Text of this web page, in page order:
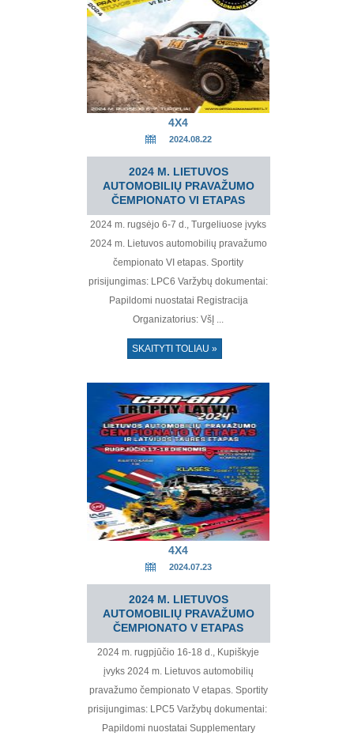
4X4
2024.08.22
2024 M. LIETUVOS
AUTOMOBILIŲ PRAVAŽUMO
ČEMPIONATO VI ETAPAS
2024 m. rugsėjo 6-7 d., Turgeliuose įvyks
2024 m. Lietuvos automobilių pravažumo
čempionato VI etapas. Sportity
prisijungimas: LPC6 Varžybų dokumentai:
Papildomi nuostatai Registracija
Organizatorius: VšĮ ...
SKAITYTI TOLIAU »
4X4
2024.07.23
2024 M. LIETUVOS
AUTOMOBILIŲ PRAVAŽUMO
ČEMPIONATO V ETAPAS
2024 m. rugpjūčio 16-18 d., Kupiškyje
įvyks 2024 m. Lietuvos automobilių
pravažumo čempionato V etapas. Sportity
prisijungimas: LPC5 Varžybų dokumentai:
Papildomi nuostatai Supplementary